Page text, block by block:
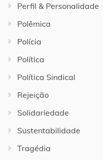
Perfil & Personalidade
Polêmica
Polícia
Política
Política Sindical
Rejeição
Solidariedade
Sustentabilidade
Tragédia